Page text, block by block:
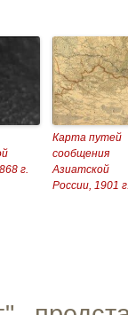
г.
Карта путей
сообщения
Азиатской
России, 1901